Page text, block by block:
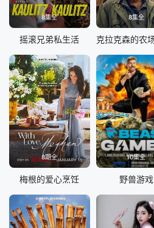
8集全
摇滚兄弟私生活
8集全
8期全
梅根的爱心烹饪
10集全
野兽游戏